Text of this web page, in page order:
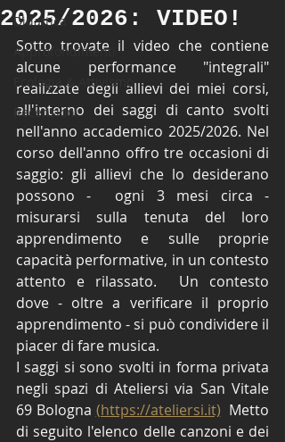
Didattica
Approfondimenti
Ecologia & Attivismo
Recensioni
2025/2026: VIDEO!
Sotto trovate il video che contiene
alcune performance "integrali"
realizzate degli allievi dei miei corsi,
all'interno dei saggi di canto svolti
nell'anno accademico 2025/2026. Nel
corso dell'anno offro tre occasioni di
saggio: gli allievi che lo desiderano
possono -  ogni 3 mesi circa -
misurarsi sulla tenuta del loro
apprendimento e sulle proprie
capacità performative, in un contesto
attento e rilassato.  Un contesto
dove - oltre a verificare il proprio
apprendimento - si può condividere il
piacer di fare musica.
I saggi si sono svolti in forma privata
negli spazi di Ateliersi via San Vitale
69 Bologna (https://ateliersi.it) Metto
di seguito l'elenco delle canzoni e dei